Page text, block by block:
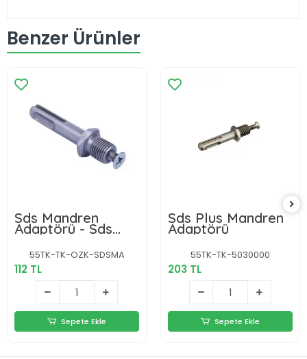
Benzer Ürünler
Sds Mandren
Adaptörü - Sds
Ucu Düz Matkap
Ucuna Dönüştürür
55TK-TK-OZK-SDSMA
112 TL
Sepete Ekle
Sds Plus Mandren
Adaptörü
55TK-TK-5030000
203 TL
Sepete Ekle